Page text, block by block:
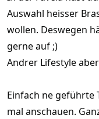
Auswahl heisser
wollen. Deswegen
gerne auf ;)
Andrer Lifestyle
Einfach ne geführte
mal anschauen.